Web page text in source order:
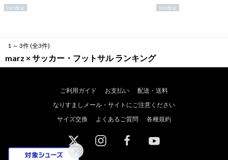
SWS限定 SWS限定
1 ～ 3件 (全3件)
marz × サッカー・フットサル ランキング
ご利用ガイド お支払い
配送・送料
なりすましメール・サイトにご注意ください
サイズ交換
よくあるご質問 各種規約